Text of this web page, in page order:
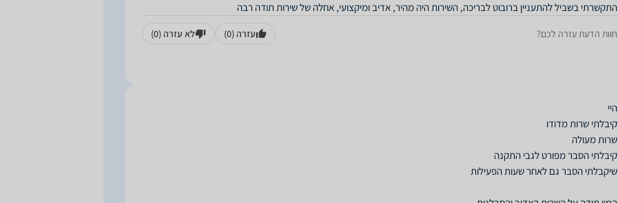
התקשרתי בשביל להתעניין ברובוט לבריכה, השירות היה מהיר, אדיב ומיקצועי, אחלה של שירות תודה רבה
חוות הדעת עזרה לכם? עזרה(0) לא עזרה(0)